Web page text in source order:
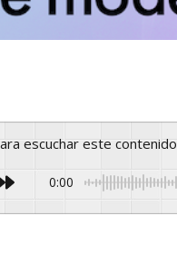
escuchar este contenido
0:00